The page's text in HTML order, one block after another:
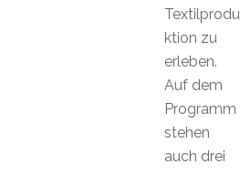
Textilprodu
ktion zu
erleben.
Auf dem
Programm
stehen
auch drei